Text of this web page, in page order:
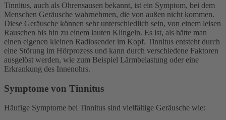
Tinnitus, auch als Ohrensausen bekannt, ist ein Symptom, bei dem
Menschen Geräusche wahrnehmen, die von außen nicht kommen.
Diese Geräusche können sehr unterschiedlich sein, von einem leisen
Rauschen bis hin zu einem lauten Klingeln. Es ist, als hätte man
einen eigenen kleinen Radiosender im Kopf. Tinnitus entsteht durch
eine Störung im Hörprozess und kann durch verschiedene Faktoren
ausgelöst werden, wie zum Beispiel Lärmbelastung oder eine
Erkrankung des Innenohrs.
Symptome von Tinnitus
Häufige Symptome bei Tinnitus sind vielfältige Geräusche wie: